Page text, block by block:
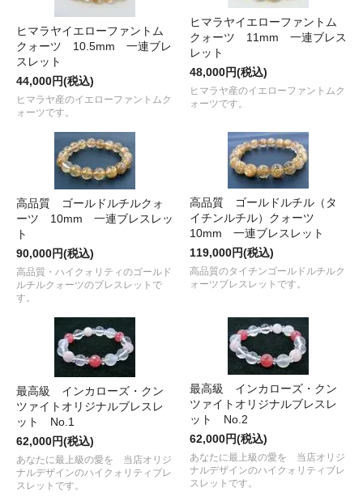
ヒマラヤイエローファントム
クォーツ 10.5mm 一連ブレ
スレット
44,000円(税込)
ヒマラヤ産のイエローファントムク
ォーツです。
ヒマラヤイエローファントム
クォーツ 11mm 一連ブレス
レット
48,000円(税込)
ヒマラヤ産のイエローファントムク
ォーツです。
高品質 ゴールドルチルクォ
ーツ 10mm 一連ブレスレッ
ト
90,000円(税込)
高品質・ハイクォリティのゴールド
ルチルクォーツのブレスレットで
す。
高品質 ゴールドルチル（タ
イチンルチル）クォーツ
10mm 一連ブレスレット
119,000円(税込)
高品質のタイチンゴールドルチルク
ォーツブレスレットです。
最高級 インカローズ・クン
ツァイトオリジナルブレスレ
ット No.1
62,000円(税込)
あなたに最上級の愛を 当店オリジ
ナルデザインのハイクォリティブレ
スレットです。
最高級 インカローズ・クン
ツァイトオリジナルブレスレ
ット No.2
62,000円(税込)
あなたに最上級の愛を 当店オリジ
ナルデザインのハイクォリティブレ
スレットです。